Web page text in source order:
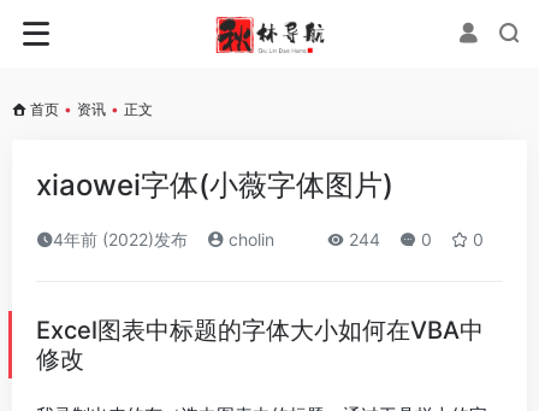
首页 • 资讯 • 正文
xiaowei字体(小薇字体图片)
4年前 (2022)发布 cholin 244 0 0
Excel图表中标题的字体大小如何在VBA中
修改